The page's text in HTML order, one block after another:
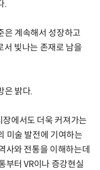
.
은 계속해서 성장하고
서 빛나는 존재로 남을
은 밝다.
에서도 더욱 커져가는
미술 발전에 기여하는
사와 전통을 이해하는데
부터 VR이나 증강현실